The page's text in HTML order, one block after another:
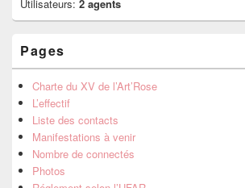
Utilisateurs: 2 agents
Pages
Charte du XV de l’Art’Rose
L’effectif
Liste des contacts
Manifestations à venir
Nombre de connectés
Photos